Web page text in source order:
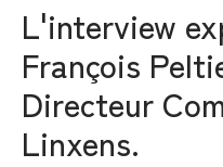
L'interview
François
Directeur
Linxens.